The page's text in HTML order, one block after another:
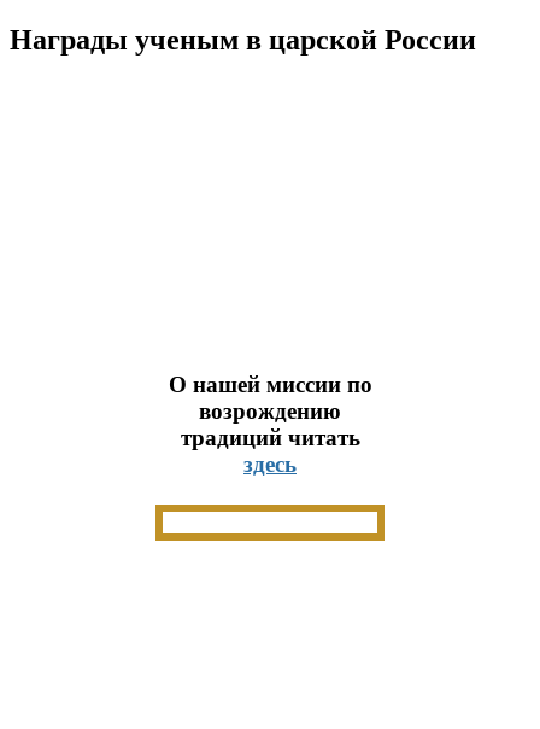
Награды ученым в царской России
О нашей миссии по
возрождению
традиций читать
здесь